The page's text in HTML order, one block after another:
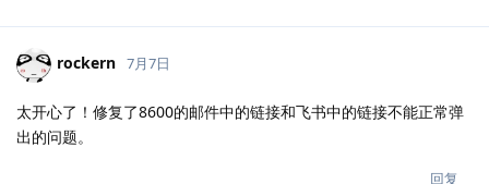
rockern 7月7日
太开心了！修复了8600的邮件中的链接和飞书中的链接不能正常弹
出的问题。
回复